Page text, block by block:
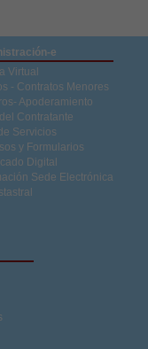
e
Virtual
- Contratos Menores
Apoderamiento
Contratante
Servicios
y Formularios
Digital
Sede Electrónica